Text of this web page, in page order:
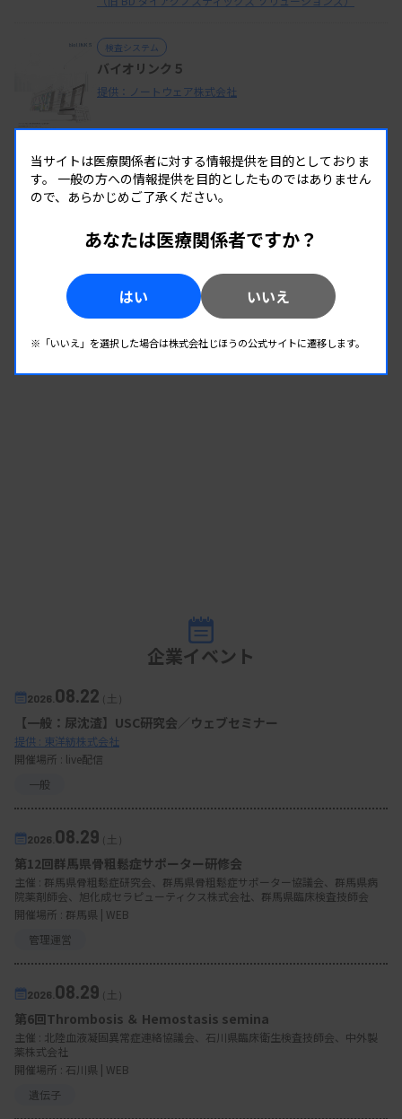
検査システム
バイオリンク５
提供：ノートウェア株式会社
検査室運営・支援ツール
提供：株式会社メディアス
製品情報をもっと見る
企業イベント
2026. 08.22（土）
【一般：尿沈渣】USC研究会／ウェブセミナー
提供 : 東洋紡株式会社
開催場所 : live配信
一般
2026. 08.29（土）
第12回群馬県骨粗鬆症サポーター研修会
主催 : 群馬県骨粗鬆症研究会、群馬県骨粗鬆症サポーター協議会、群馬県病
院薬剤師会、旭化成セラピューティクス株式会社、群馬県臨床検査技師会
開催場所 : 群馬県 | WEB
管理運営
2026. 08.29（土）
第6回Thrombosis ＆ Hemostasis semina
主催 : 北陸血液凝固異常症連絡協議会、石川県臨床衛生検査技師会、中外製
薬株式会社
開催場所 : 石川県 | WEB
遺伝子
当サイトは医療関係者に対する情報提供を目的としておりま
す。 一般の方への情報提供を目的としたものではありません
ので、あらかじめご了承ください。
あなたは医療関係者ですか？
はい いいえ
※「いいえ」を選択した場合は株式会社じほうの公式サイトに遷移します。